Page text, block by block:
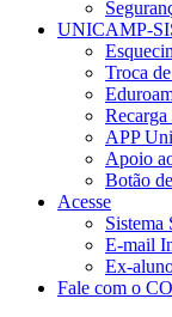
UNICAMP-
Troca
APP
Apoio
Botão
Acesse
Sistema
E-mail
Ex-
Fale com o